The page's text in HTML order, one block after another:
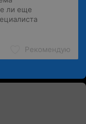
Рекомендую